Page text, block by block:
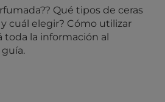
Qué tipos de ceras
cuál elegir? Cómo utilizar
toda la información al